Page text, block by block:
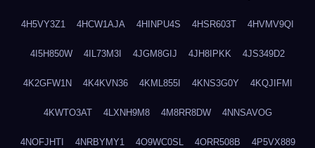
4H5VY3Z1 4HCW1AJA 4HINPU4S 4HSR603T 4HVMV9QI
4I5H850W 4IL73M3I 4JGM8GIJ 4JH8IPKK 4JS349D2
4K2GFW1N 4K4KVN36 4KML855I 4KNS3G0Y 4KQJIFMI
4KWTO3AT 4LXNH9M8 4M8RR8DW 4NNSAVOG
4NOFJHTI 4NRBYMY1 4O9WC0SL 4ORR508B 4P5VX889